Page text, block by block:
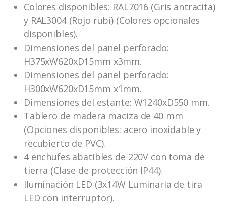
Colores disponibles: RAL7016 (Gris antracita)
y RAL3004 (Rojo rubí) (Colores opcionales
disponibles).
Dimensiones del panel perforado:
H375xW620xD15mm x3mm.
Dimensiones del panel perforado:
H300xW620xD15mm x1mm.
Dimensiones del estante: W1240xD550 mm.
Tablero de madera maciza de 40 mm
(Opciones disponibles: acero inoxidable y
recubierto de PVC).
4 enchufes abatibles de 220V con toma de
tierra (Clase de protección IP44).
Iluminación LED (3x14W Luminaria de tira
LED con interruptor).